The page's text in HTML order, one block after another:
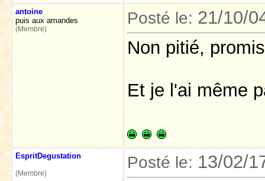
antoine
puis aux amandes
(Membre)
Posté le: 21/10/
Non pitié,
Et je l'ai même
EspritDegustation
(Membre)
Posté le: 13/02/